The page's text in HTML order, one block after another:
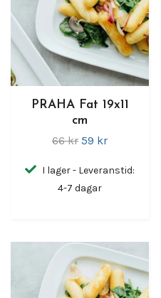
PRAHA Fat 19x11
cm
66 kr 59 kr
I lager - Leveranstid:
4-7 dagar